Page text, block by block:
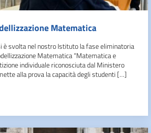
Matematica
è svolta nel nostro Istituto la fase eliminatoria
Matematica “Matematica e
individuale riconosciuta dal Ministero
alla prova la capacità degli studenti […]